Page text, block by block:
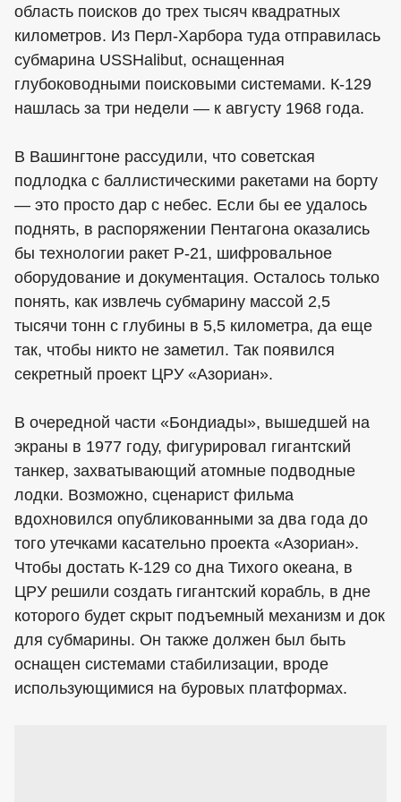
область поисков до трех тысяч квадратных
километров. Из Перл-Харбора туда отправилась
субмарина USSHalibut, оснащенная
глубоководными поисковыми системами. К-129
нашлась за три недели — к августу 1968 года.
В Вашингтоне рассудили, что советская
подлодка с баллистическими ракетами на борту
— это просто дар с небес. Если бы ее удалось
поднять, в распоряжении Пентагона оказались
бы технологии ракет Р-21, шифровальное
оборудование и документация. Осталось только
понять, как извлечь субмарину массой 2,5
тысячи тонн с глубины в 5,5 километра, да еще
так, чтобы никто не заметил. Так появился
секретный проект ЦРУ «Азориан».
В очередной части «Бондиады», вышедшей на
экраны в 1977 году, фигурировал гигантский
танкер, захватывающий атомные подводные
лодки. Возможно, сценарист фильма
вдохновился опубликованными за два года до
того утечками касательно проекта «Азориан».
Чтобы достать К-129 со дна Тихого океана, в
ЦРУ решили создать гигантский корабль, в дне
которого будет скрыт подъемный механизм и док
для субмарины. Он также должен был быть
оснащен системами стабилизации, вроде
использующимися на буровых платформах.